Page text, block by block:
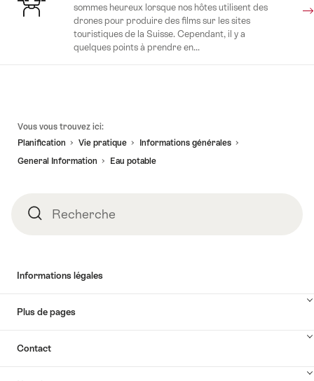
sommes heureux lorsque nos hôtes utilisent des
drones pour produire des films sur les sites
touristiques de la Suisse. Cependant, il y a
quelques points à prendre en...
Vous vous trouvez ici:
Planification
Vie pratique
Informations générales
General Information
Eau potable
RechercheRecherche
Informations légales
Plus de pages
Contact